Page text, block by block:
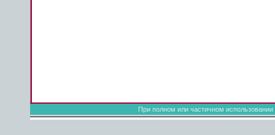
При полном или частичном